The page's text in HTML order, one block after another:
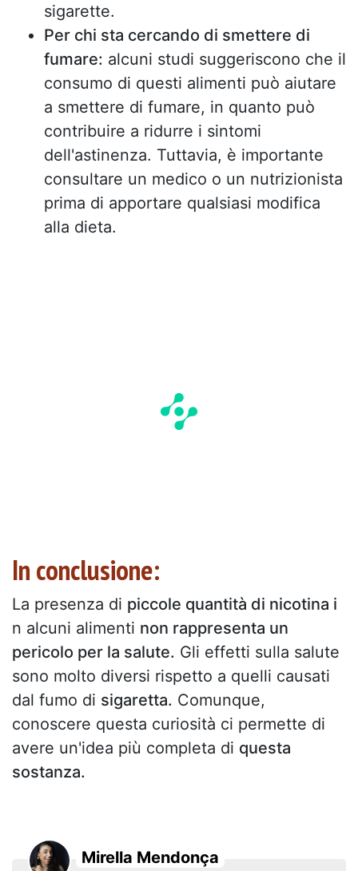
sigarette.
Per chi sta cercando di smettere di
fumare: alcuni studi suggeriscono che il
consumo di questi alimenti può aiutare
a smettere di fumare, in quanto può
contribuire a ridurre i sintomi
dell'astinenza. Tuttavia, è importante
consultare un medico o un nutrizionista
prima di apportare qualsiasi modifica
alla dieta.
In conclusione:
La presenza di piccole quantità di nicotina i
n alcuni alimenti non rappresenta un
pericolo per la salute. Gli effetti sulla salute
sono molto diversi rispetto a quelli causati
dal fumo di sigaretta. Comunque,
conoscere questa curiosità ci permette di
avere un'idea più completa di questa
sostanza.
Mirella Mendonça